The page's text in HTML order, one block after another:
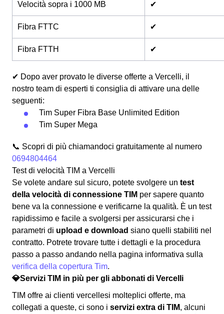
Velocità sopra i 1000 MB ✔
Fibra FTTC ✔
Fibra FTTH ✔
✔ Dopo aver provato le diverse offerte a Vercelli, il
nostro team di esperti ti consiglia di attivare una delle
seguenti:
Tim Super Fibra Base Unlimited Edition
Tim Super Mega
📞 Scopri di più chiamandoci gratuitamente al numero
0694804464
Test di velocità TIM a Vercelli
Se volete andare sul sicuro, potete svolgere un test
della velocità di connessione TIM per sapere quanto
bene va la connessione e verificarne la qualità. È un test
rapidissimo e facile a svolgersi per assicurarsi che i
parametri di upload e download siano quelli stabiliti nel
contratto. Potrete trovare tutte i dettagli e la procedura
passo a passo andando nella pagina informativa sulla
verifica della copertura Tim.
💎Servizi TIM in più per gli abbonati di Vercelli
TIM offre ai clienti vercellesi molteplici offerte, ma
collegati a queste, ci sono i servizi extra di TIM, alcuni